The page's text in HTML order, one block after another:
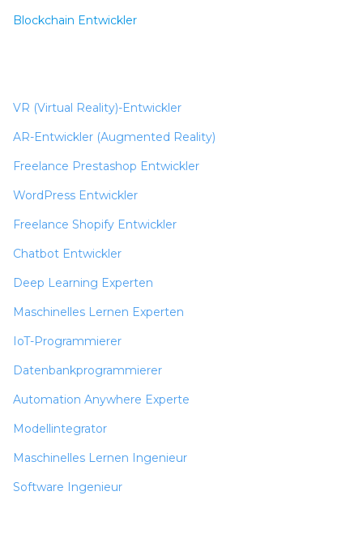
Blockchain Entwickler
VR (Virtual Reality)-Entwickler
AR-Entwickler (Augmented Reality)
Freelance Prestashop Entwickler
WordPress Entwickler
Freelance Shopify Entwickler
Chatbot Entwickler
Deep Learning Experten
Maschinelles Lernen Experten
IoT-Programmierer
Datenbankprogrammierer
Automation Anywhere Experte
Modellintegrator
Maschinelles Lernen Ingenieur
Software Ingenieur